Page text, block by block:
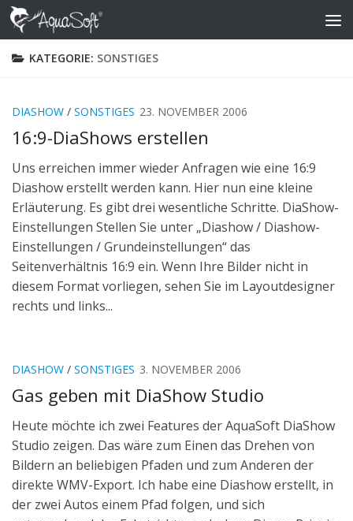
Skip to content
KATEGORIE: SONSTIGES
DIASHOW / SONSTIGES 23. NOVEMBER 2006
16:9-DiaShows erstellen
Uns erreichen immer wieder Anfragen wie eine 16:9
Diashow erstellt werden kann. Hier nun eine kleine
Erläuterung. Es gibt drei wesentliche Schritte. DiaShow-
Einstellungen Stellen Sie unter „Diashow / Diashow-
Einstellungen / Grundeinstellungen“ das
Seitenverhältnis 16:9 ein. Wenn Ihre Bilder nicht in
diesem Format vorliegen, sehen Sie im Layoutdesigner
rechts und links...
DIASHOW / SONSTIGES 3. NOVEMBER 2006
Gas geben mit DiaShow Studio
Heute möchte ich zwei Features der AquaSoft DiaShow
Studio zeigen. Das wäre zum Einen das Drehen von
Bildern an beliebigen Pfaden und zum Anderen der
direkte WMV-Export. Ich habe eine Diashow erstellt, in
der zwei Autos einem Pfad folgen, und sich